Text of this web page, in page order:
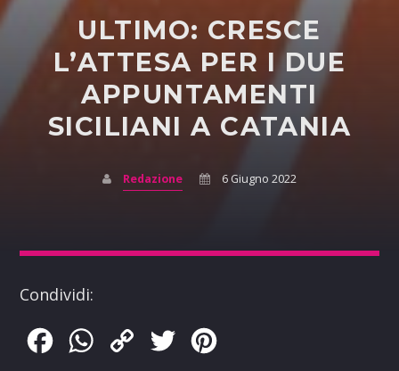
ULTIMO: CRESCE
L’ATTESA PER I DUE
APPUNTAMENTI
SICILIANI A CATANIA
Redazione 6 Giugno 2022
Condividi:
FacebookWhatsApp
Copy
Twitter